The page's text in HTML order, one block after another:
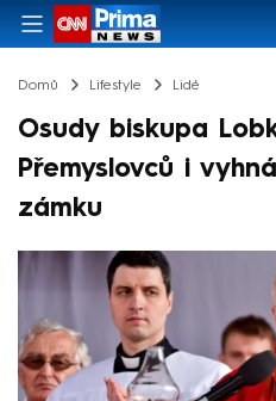
Domů Lifestyle Lidé
Osudy biskupa
Přemyslovců i
zámku